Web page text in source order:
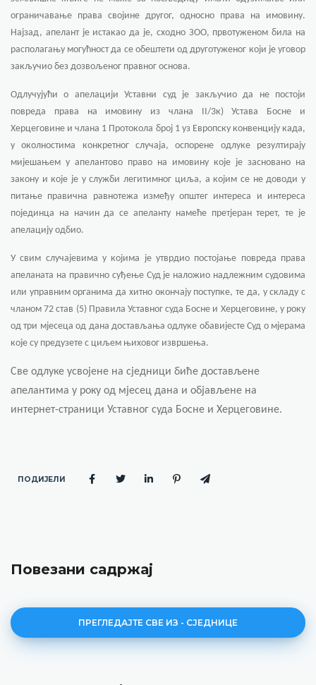
ограничавање права својине другог, односно права на имовину.
Најзад, апелант је истакао да је, сходно ЗОО, првотуженом била на
располагању могућност да се обештети од друготуженог који је уговор
закључио без дозвољеног правног основа.
Одлучујући о апелацији Уставни суд је закључио да не постоји
повреда права на имовину из члана II/3к) Устава Босне и
Херцеговине и члана 1 Протокола број 1 уз Европску конвенцију када,
у околностима конкретног случаја, оспорене одлуке резултирају
мијешањем у апелантово право на имовину које је засновано на
закону и које је у служби легитимног циља, а којим се не доводи у
питање правична равнотежа између општег интереса и интереса
појединца на начин да се апеланту намеће претјеран терет, те је
апелацију одбио.
У свим случајевима у којима је утврдио постојање повреда права
апеланата на правично суђење Суд је наложио надлежним судовима
или управним органима да хитно окончају поступке, те да, у складу с
чланом 72 став (5) Правила Уставног суда Босне и Херцеговине, у року
од три мјесеца од дана достављања одлуке обавијесте Суд о мјерама
које су предузете с циљем њиховог извршења.
Све одлуке усвојене на сједници биће достављене
апелантима у року од мјесец дана и објављене на
интернет-страници Уставног суда Босне и Херцеговине.
ПОДИЈЕЛИ
Повезани садржај
ПРЕГЛЕДАЈТЕ СВЕ ИЗ - СЈЕДНИЦЕ